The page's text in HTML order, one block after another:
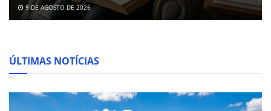
9 DE AGOSTO DE 2026
ÚLTIMAS NOTÍCIAS